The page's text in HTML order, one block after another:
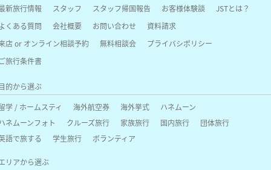
新旅行情報
スタッフ スタッフ帰国報告 お客様体験談
JSTとは？
くある質問
会社概要 お問い合わせ
資料請求
店 or オンライン相談予約
無料相談会
プライバシポリシー
旅行条件書
的から選ぶ
学 / ホームスティ
海外航空券 海外挙式
ハネムーン
ネムーンフォト
クルーズ旅行 家族旅行 国内旅行
団体旅行
語で旅する
学生旅行 ボランティア
リアから選ぶ